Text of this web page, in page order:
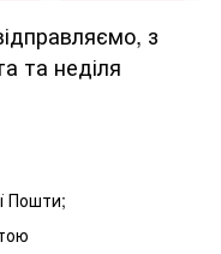
з
та неділя
Пошти;